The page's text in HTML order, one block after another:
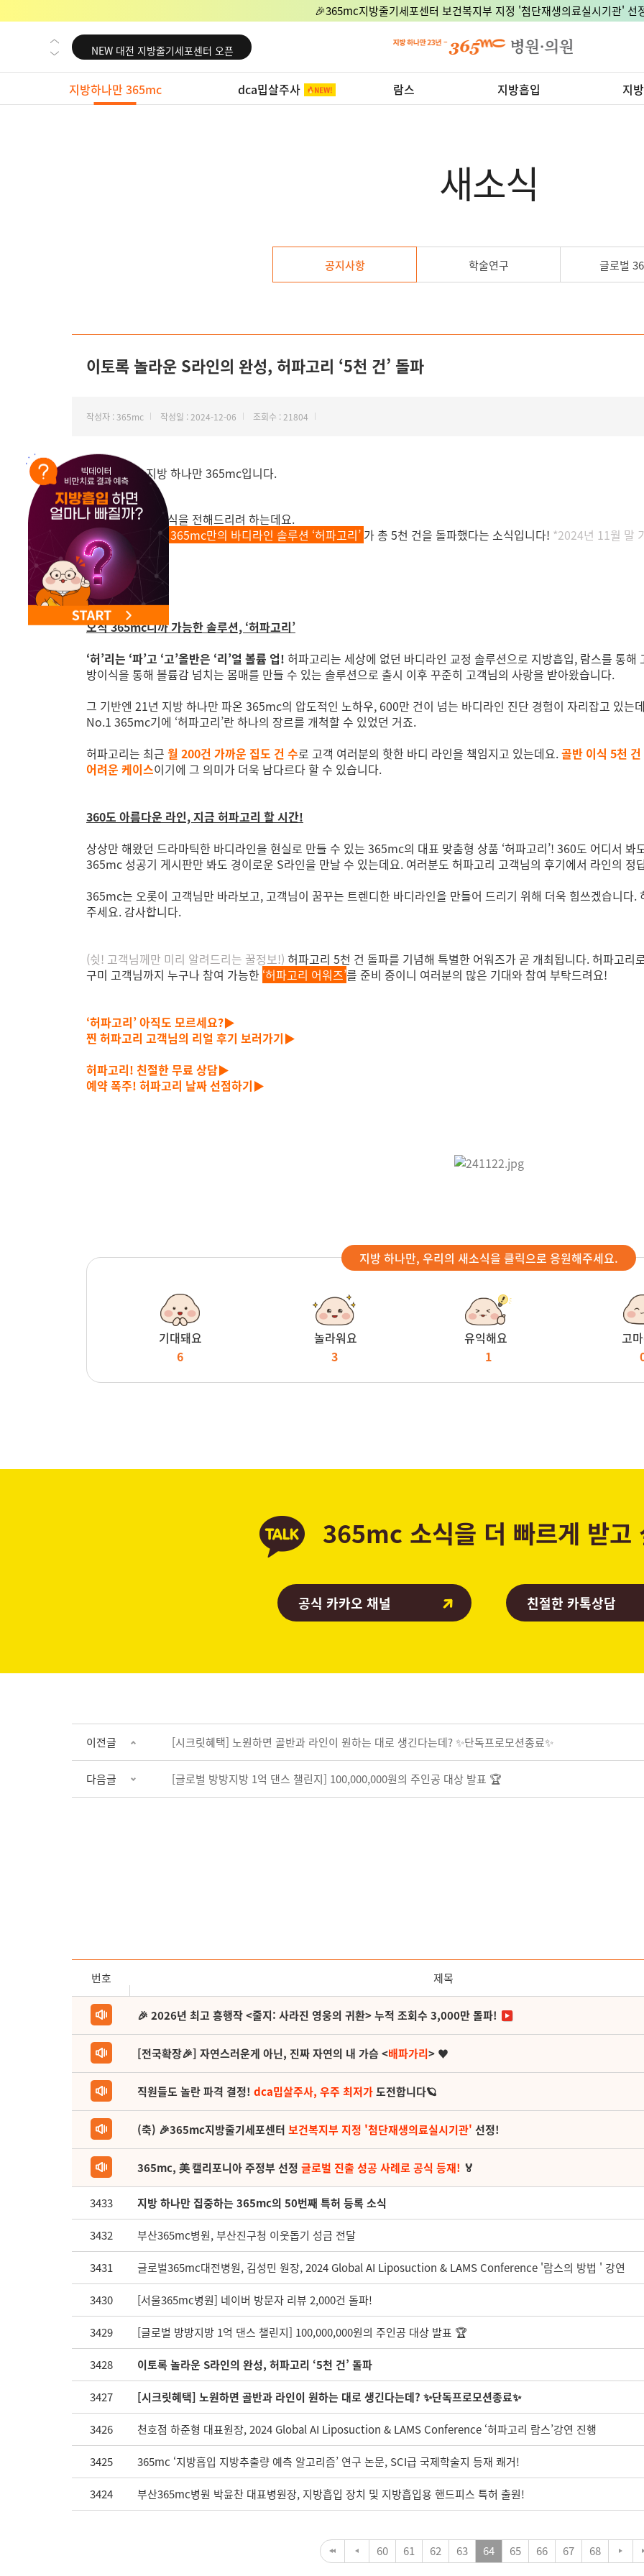
🎉365mc지방줄기세포센터 보건복지부 지정 '첨단재생의료실시기관' 선
NEW 교대 지방줄기세포센터 오픈
NEW 대전 지방줄기세포센터 오픈
NEW 노원 지방줄기세포센터 오픈
NEW 미국 LA점 오픈
지방하나만 365mc dca밉살주사 람스 지방흡입 지
새소식
공지사항 학술연구 글로벌
이토록 놀라운 S라인의 완성, 허파고리 ‘5천 건’ 돌파
작성자 : 365mc 작성일 : 2024-12-06 조회수 : 21804
안녕하세요, 지방 하나만 365mc입니다.
오늘은 특별한 소식을 전해드리려 하는데요.
바로세상에 없던 365mc만의 바디라인 솔루션 ‘허파고리’ 가 총 5천 건을 돌파했다는 소식입니다! *2024년 11월 말
오직 365mc니까 가능한 솔루션, ‘허파고리’
‘허’리는 ‘파’고 ‘고’올반은 ‘리’얼 볼륨 업! 허파고리는 세상에 없던 바디라인 교정 솔루션으로 지방흡입, 람스를 통
방이식을 통해 볼륨감 넘치는 몸매를 만들 수 있는 솔루션으로 출시 이후 꾸준히 고객님의 사랑을 받아왔습니다.
그 기반엔 21년 지방 하나만 파온 365mc의 압도적인 노하우, 600만 건이 넘는 바디라인 진단 경험이 자리잡고 있는
No.1 365mc기에 ‘허파고리’란 하나의 장르를 개척할 수 있었던 거죠.
허파고리는 최근 월 200건 가까운 집도 건 수로 고객 여러분의 핫한 바디 라인을 책임지고 있는데요.골반 이식 5천
어려운 케이스이기에 그 의미가 더욱 남다르다 할 수 있습니다.
360도 아름다운 라인, 지금 허파고리 할 시간!
상상만 해왔던 드라마틱한 바디라인을 현실로 만들 수 있는 365mc의 대표 맞춤형 상품 ‘허파고리’! 360도 어디서
365mc 성공기 게시판만 봐도 경이로운 S라인을 만날 수 있는데요. 여러분도 허파고리 고객님의 후기에서 라인의 정
365mc는 오롯이 고객님만 바라보고, 고객님이 꿈꾸는 트렌디한 바디라인을 만들어 드리기 위해 더욱 힘쓰겠습니다
주세요. 감사합니다.
(쉿! 고객님께만 미리 알려드리는 꿀정보!) 허파고리 5천 건 돌파를 기념해 특별한 어워즈가 곧 개최됩니다. 허파고
구미 고객님까지 누구나 참여 가능한 ‘허파고리 어워즈’를 준비 중이니 여러분의 많은 기대와 참여 부탁드려요!
‘허파고리’ 아직도 모르세요?▶
찐 허파고리 고객님의 리얼 후기 보러가기▶
허파고리! 친절한 무료 상담▶
예약 폭주! 허파고리 날짜 선점하기▶
지방 하나만, 우리의 새소식을 클릭으로 응원해주세요.
기대돼요
6
놀라워요
3
유익해요
1
고
365mc 소식을 더 빠르게 받고
공식 카카오 채널 친절한 카톡상담
이전글 [시크릿혜택] 노원하면 골반과 라인이 원하는 대로 생긴다는데? ✨단독프로모션종료✨
다음글 [글로벌 방방지방 1억 댄스 챌린지] 100,000,000원의 주인공 대상 발표 🏆
번호 제목
🎉 2026년 최고 흥행작 <줄지: 사라진 영웅의 귀환> 누적 조회수 3,000만 돌파!
[전국확장🎉] 자연스러운게 아닌, 진짜 자연의 내 가슴 <배파가리> ♥
직원들도 놀란 파격 결정! dca밉살주사, 우주 최저가도전합니다🪐
(축) 🎉365mc지방줄기세포센터 보건복지부 지정 '첨단재생의료실시기관' 선정!
365mc, 美 캘리포니아 주정부 선정 글로벌 진출 성공 사례로 공식 등재! 🏅
3433 지방 하나만 집중하는 365mc의 50번째 특허 등록 소식
3432 부산365mc병원, 부산진구청 이웃돕기 성금 전달
3431 글로벌365mc대전병원, 김성민 원장, 2024 Global AI Liposuction & LAMS Conference '람스의 방법 ' 강연
3430 [서울365mc병원] 네이버 방문자 리뷰 2,000건 돌파!
3429 [글로벌 방방지방 1억 댄스 챌린지] 100,000,000원의 주인공 대상 발표 🏆
3428 이토록 놀라운 S라인의 완성, 허파고리 ‘5천 건’ 돌파
3427 [시크릿혜택] 노원하면 골반과 라인이 원하는 대로 생긴다는데? ✨단독프로모션종료✨
3426 천호점 하준형 대표원장, 2024 Global AI Liposuction & LAMS Conference ‘허파고리 람스’강연 진행
3425 365mc ‘지방흡입 지방추출량 예측 알고리즘’ 연구 논문, SCI급 국제학술지 등재 쾌거!
3424 부산365mc병원 박윤찬 대표병원장, 지방흡입 장치 및 지방흡입용 핸드피스 특허 출원!
60 61 62 63 64 65 66 67 68